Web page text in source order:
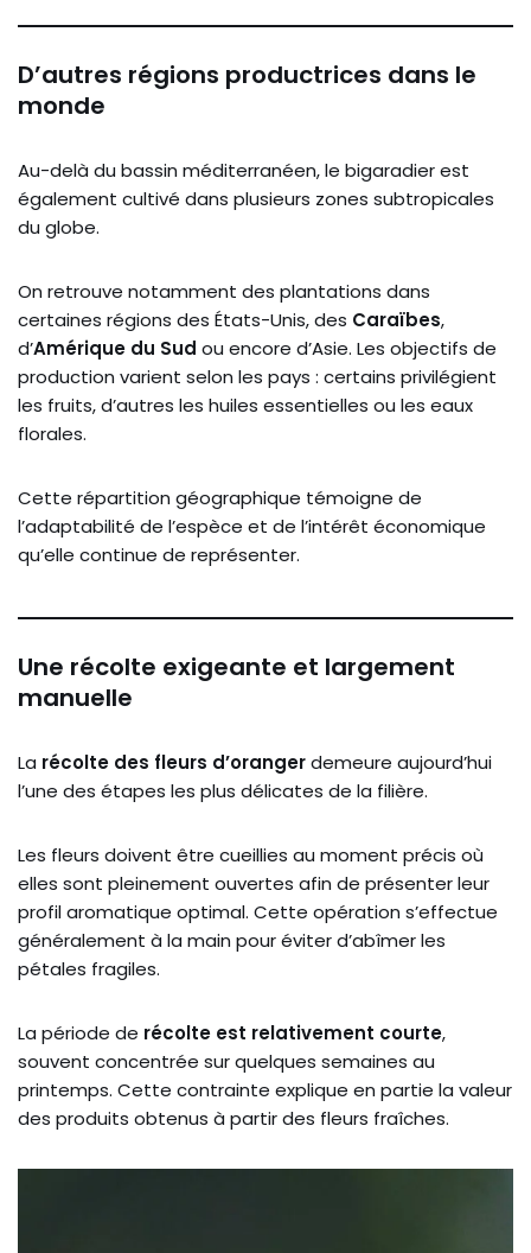
D’autres régions productrices dans le
monde
Au-delà du bassin méditerranéen, le bigaradier est
également cultivé dans plusieurs zones subtropicales
du globe.
On retrouve notamment des plantations dans
certaines régions des États-Unis, des Caraïbes,
d’Amérique du Sud ou encore d’Asie. Les objectifs de
production varient selon les pays : certains privilégient
les fruits, d’autres les huiles essentielles ou les eaux
florales.
Cette répartition géographique témoigne de
l’adaptabilité de l’espèce et de l’intérêt économique
qu’elle continue de représenter.
Une récolte exigeante et largement
manuelle
La récolte des fleurs d’orangerdemeure aujourd’hui
l’une des étapes les plus délicates de la filière.
Les fleurs doivent être cueillies au moment précis où
elles sont pleinement ouvertes afin de présenter leur
profil aromatique optimal. Cette opération s’effectue
généralement à la main pour éviter d’abîmer les
pétales fragiles.
La période de récolte est relativement courte,
souvent concentrée sur quelques semaines au
printemps. Cette contrainte explique en partie la valeur
des produits obtenus à partir des fleurs fraîches.